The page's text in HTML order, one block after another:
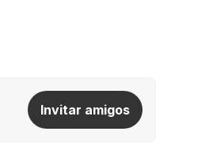
Invitar amigos